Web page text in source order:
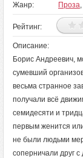
Жанр: Проза,
Рейтинг:
Описание:
Борис Андреевич,
сумевший
весьма странное
получали всё
семидесяти и
первым женится
не были людьми
соперничали друг